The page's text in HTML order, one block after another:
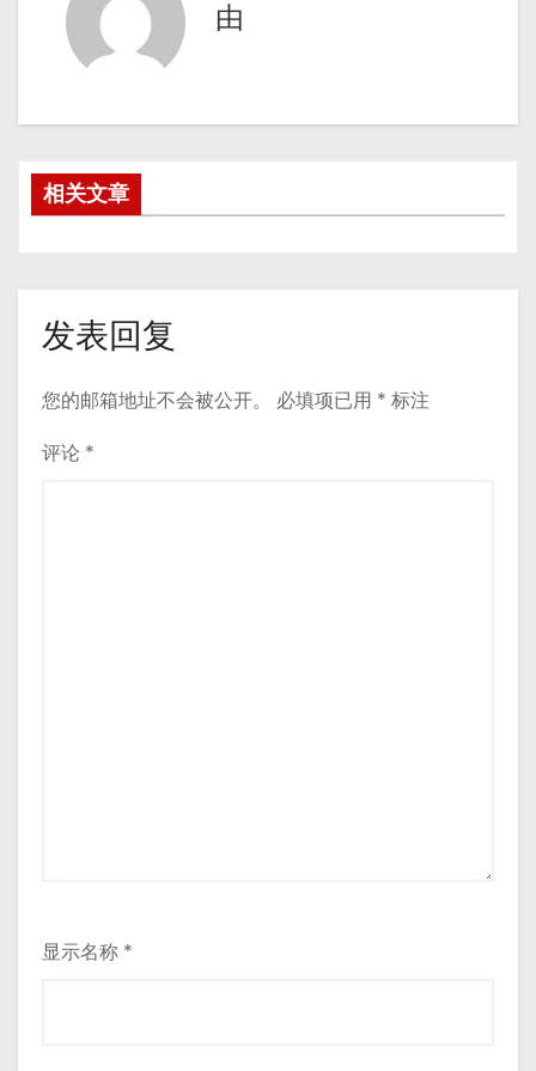
由
相关文章
发表回复
您的邮箱地址不会被公开。 必填项已用 * 标注
评论 *
显示名称 *